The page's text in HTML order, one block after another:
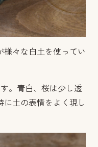
様々な白土を使ってい
。青白、桜は少し透
に土の表情をよく現し